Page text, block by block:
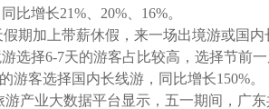
比增长21%、20%、16%。
期加上带薪休假，来一场出境游或国
选择6-7天的游客占比较高，选择节前
游客选择国内长线游，同比增长150%。
产业大数据平台显示，五一期间，广